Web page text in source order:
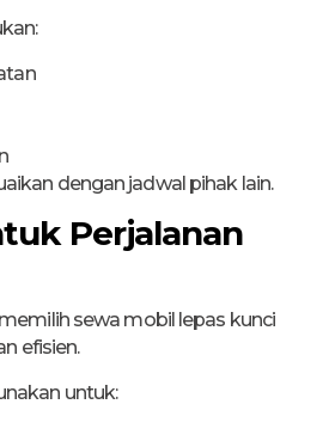
dengan jadwal pihak lain.
Perjalanan
sewa mobil lepas kunci
efisien.
untuk: